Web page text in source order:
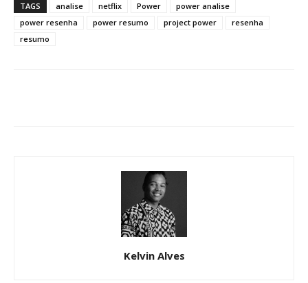
TAGS analise netflix Power
power analise
power resenha
power resumo project power
resenha
resumo
Kelvin Alves